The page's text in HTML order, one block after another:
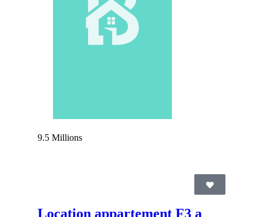
9.5 Millions
Location appartement F3 a